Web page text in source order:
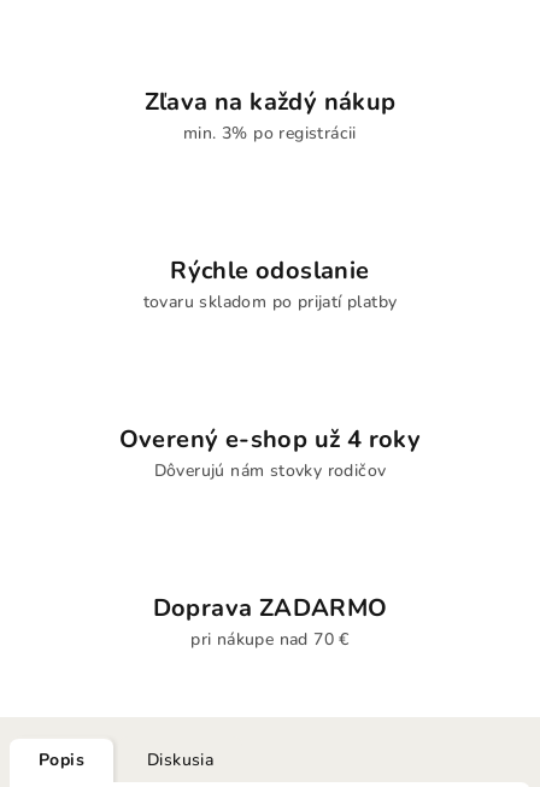
Zľava na každý nákup
min. 3% po registrácii
Rýchle odoslanie
tovaru skladom po prijatí platby
Overený e-shop už 4 roky
Dôverujú nám stovky rodičov
Doprava ZADARMO
pri nákupe nad 70 €
Popis Diskusia